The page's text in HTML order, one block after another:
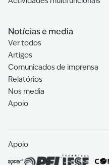
Notícias e media
Ver todos
Artigos
Comunicados de imprensa
Relatórios
Nos media
Apoio
Apoio